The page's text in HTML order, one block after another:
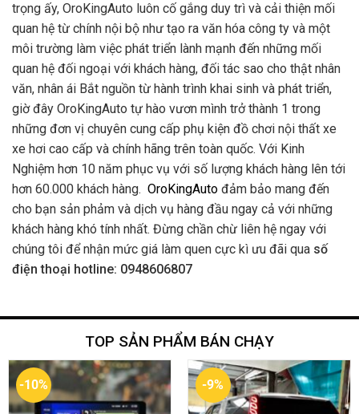
trọng ấy, OroKingAuto luôn cố gắng duy trì và cải thiện mối
quan hệ từ chính nội bộ như tạo ra văn hóa công ty và một
môi trường làm việc phát triển lành mạnh đến những mối
quan hệ đối ngoại với khách hàng, đối tác sao cho thật nhân
văn, nhân ái Bắt nguồn từ hành trình khai sinh và phát triển,
giờ đây OroKingAuto tự hào vươn mình trở thành 1 trong
những đơn vị chuyên cung cấp phụ kiện đồ chơi nội thất xe
xe hơi cao cấp và chính hãng trên toàn quốc. Với Kinh
Nghiệm hơn 10 năm phục vụ với số lượng khách hàng lên tới
hơn 60.000 khách hàng. OroKingAuto đảm bảo mang đến
cho bạn sản phảm và dịch vụ hàng đầu ngay cả với những
khách hàng khó tính nhất. Đừng chần chừ liên hệ ngay với
chúng tôi để nhận mức giá làm quen cực kì ưu đãi qua số
điện thoại hotline: 0948606807
TOP SẢN PHẨM BÁN CHẠY
-10% -9%